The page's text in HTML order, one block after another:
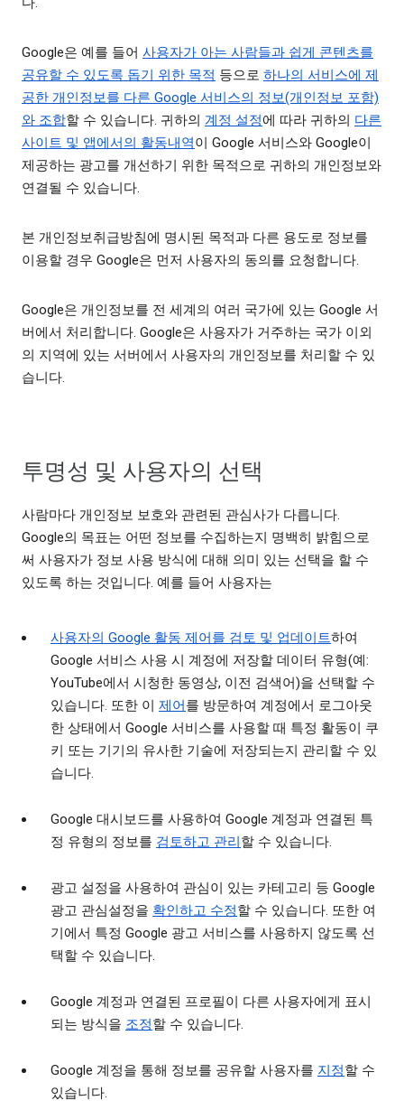
Google은 예를 들어 사용자가 아는 사람들과 쉽게 콘텐츠를
공유할 수 있도록 돕기 위한 목적 등으로 하나의 서비스에 제
공한 개인정보를 다른 Google 서비스의 정보(개인정보 포함)
와 조합할 수 있습니다. 귀하의 계정 설정에 따라 귀하의 다른
사이트 및 앱에서의 활동내역이 Google 서비스와 Google이
제공하는 광고를 개선하기 위한 목적으로 귀하의 개인정보와
연결될 수 있습니다.
본 개인정보취급방침에 명시된 목적과 다른 용도로 정보를
이용할 경우 Google은 먼저 사용자의 동의를 요청합니다.
Google은 개인정보를 전 세계의 여러 국가에 있는 Google 서
버에서 처리합니다. Google은 사용자가 거주하는 국가 이외
의 지역에 있는 서버에서 사용자의 개인정보를 처리할 수 있
습니다.
투명성 및 사용자의 선택
사람마다 개인정보 보호와 관련된 관심사가 다릅니다.
Google의 목표는 어떤 정보를 수집하는지 명백히 밝힘으로
써 사용자가 정보 사용 방식에 대해 의미 있는 선택을 할 수
있도록 하는 것입니다. 예를 들어 사용자는
사용자의 Google 활동 제어를 검토 및 업데이트하여
Google 서비스 사용 시 계정에 저장할 데이터 유형(예:
YouTube에서 시청한 동영상, 이전 검색어)을 선택할 수
있습니다. 또한 이 제어를 방문하여 계정에서 로그아웃
한 상태에서 Google 서비스를 사용할 때 특정 활동이 쿠
키 또는 기기의 유사한 기술에 저장되는지 관리할 수 있
습니다.
Google 대시보드를 사용하여 Google 계정과 연결된 특
정 유형의 정보를 검토하고 관리할 수 있습니다.
광고 설정을 사용하여 관심이 있는 카테고리 등 Google
광고 관심설정을 확인하고 수정할 수 있습니다. 또한 여
기에서 특정 Google 광고 서비스를 사용하지 않도록 선
택할 수 있습니다.
Google 계정과 연결된 프로필이 다른 사용자에게 표시
되는 방식을 조정할 수 있습니다.
Google 계정을 통해 정보를 공유할 사용자를 지정할 수
있습니다.